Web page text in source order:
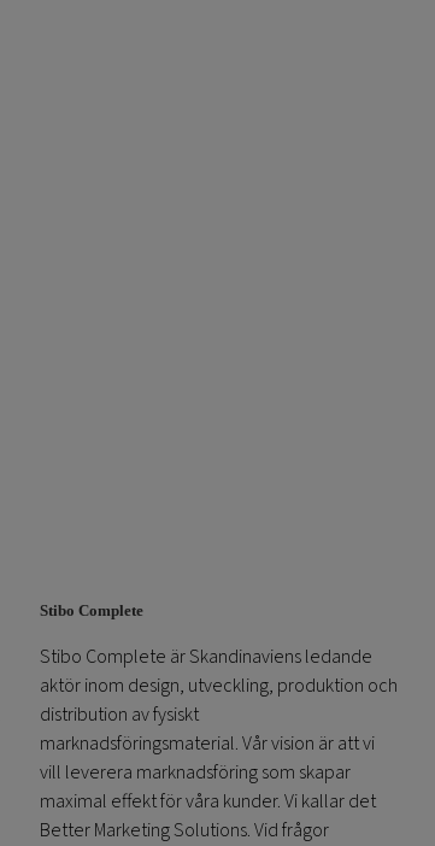
Stibo Complete
Stibo Complete är Skandinaviens ledande
aktör inom design, utveckling, produktion och
distribution av fysiskt
marknadsföringsmaterial. Vår vision är att vi
vill leverera marknadsföring som skapar
maximal effekt för våra kunder. Vi kallar det
Better Marketing Solutions. Vid frågor